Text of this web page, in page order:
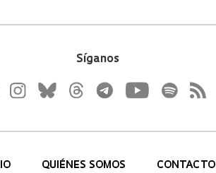
Síganos
QUIÉNES SOMOS CONTACTO